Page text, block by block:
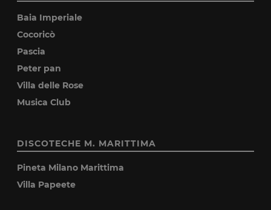
Baia Imperiale
Cocoricò
Pascia
Peter pan
Villa delle Rose
Musica Club
DISCOTECHE M. MARITTIMA
Pineta Milano Marittima
Villa Papeete